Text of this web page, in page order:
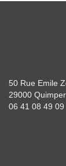
50 Rue Emile
29000 Quimper
06 41 08 49 09